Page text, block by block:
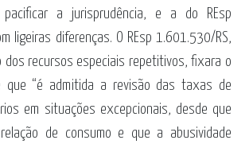
a jurisprudência, e a do REsp
ligeiras diferenças. O REsp 1.601.530/RS,
dos recursos especiais repetitivos, fixara o
que “é admitida a revisão das taxas de
em situações excepcionais, desde que
de consumo e que a abusividade